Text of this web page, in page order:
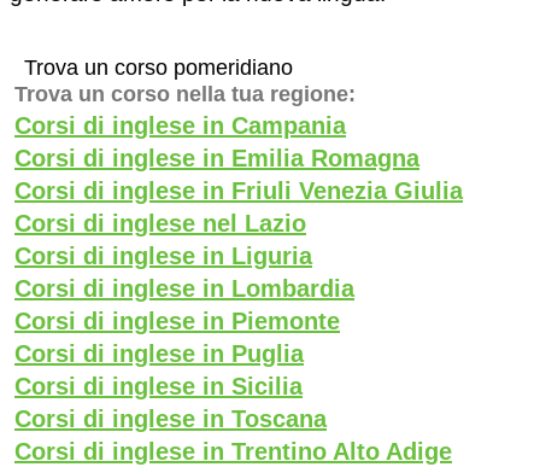
Trova un corso pomeridiano
Trova un corso nella tua regione:
Corsi di inglese in Campania
Corsi di inglese in Emilia Romagna
Corsi di inglese in Friuli Venezia Giulia
Corsi di inglese nel Lazio
Corsi di inglese in Liguria
Corsi di inglese in Lombardia
Corsi di inglese in Piemonte
Corsi di inglese in Puglia
Corsi di inglese in Sicilia
Corsi di inglese in Toscana
Corsi di inglese in Trentino Alto Adige